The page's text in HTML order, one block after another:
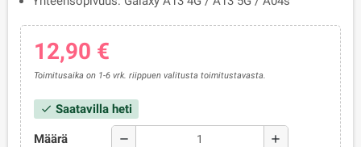
12,90 €
Toimitusaika on 1-6 vrk. riippuen valitusta toimitustavasta.
check Saatavilla heti
Määrä remove add